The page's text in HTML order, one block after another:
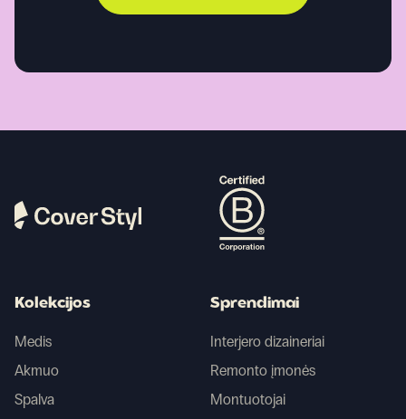
Kolekcijos
Medis
Akmuo
Spalva
Sprendimai
Interjero dizaineriai
Remonto įmonės
Montuotojai